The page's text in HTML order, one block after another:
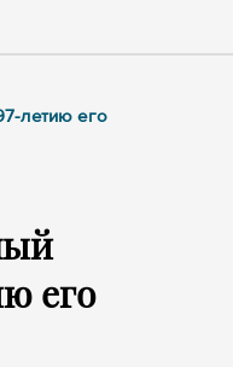
летию его
его